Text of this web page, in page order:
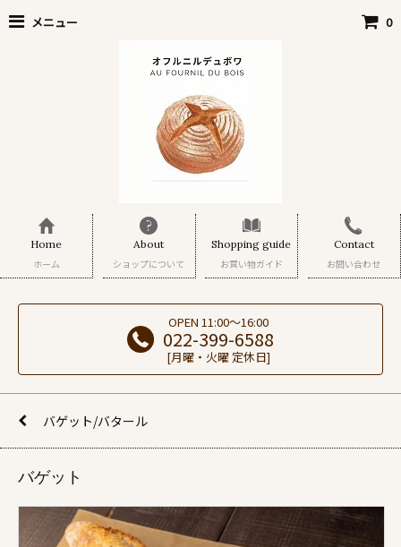
メニュー 0
Home
ホーム
About
ショップについて
Shopping guide
お買い物ガイド
Contact
お問い合わせ
OPEN 11:00～16:00
022-399-6588
[月曜・火曜 定休日]
バゲット/バタール
バゲット